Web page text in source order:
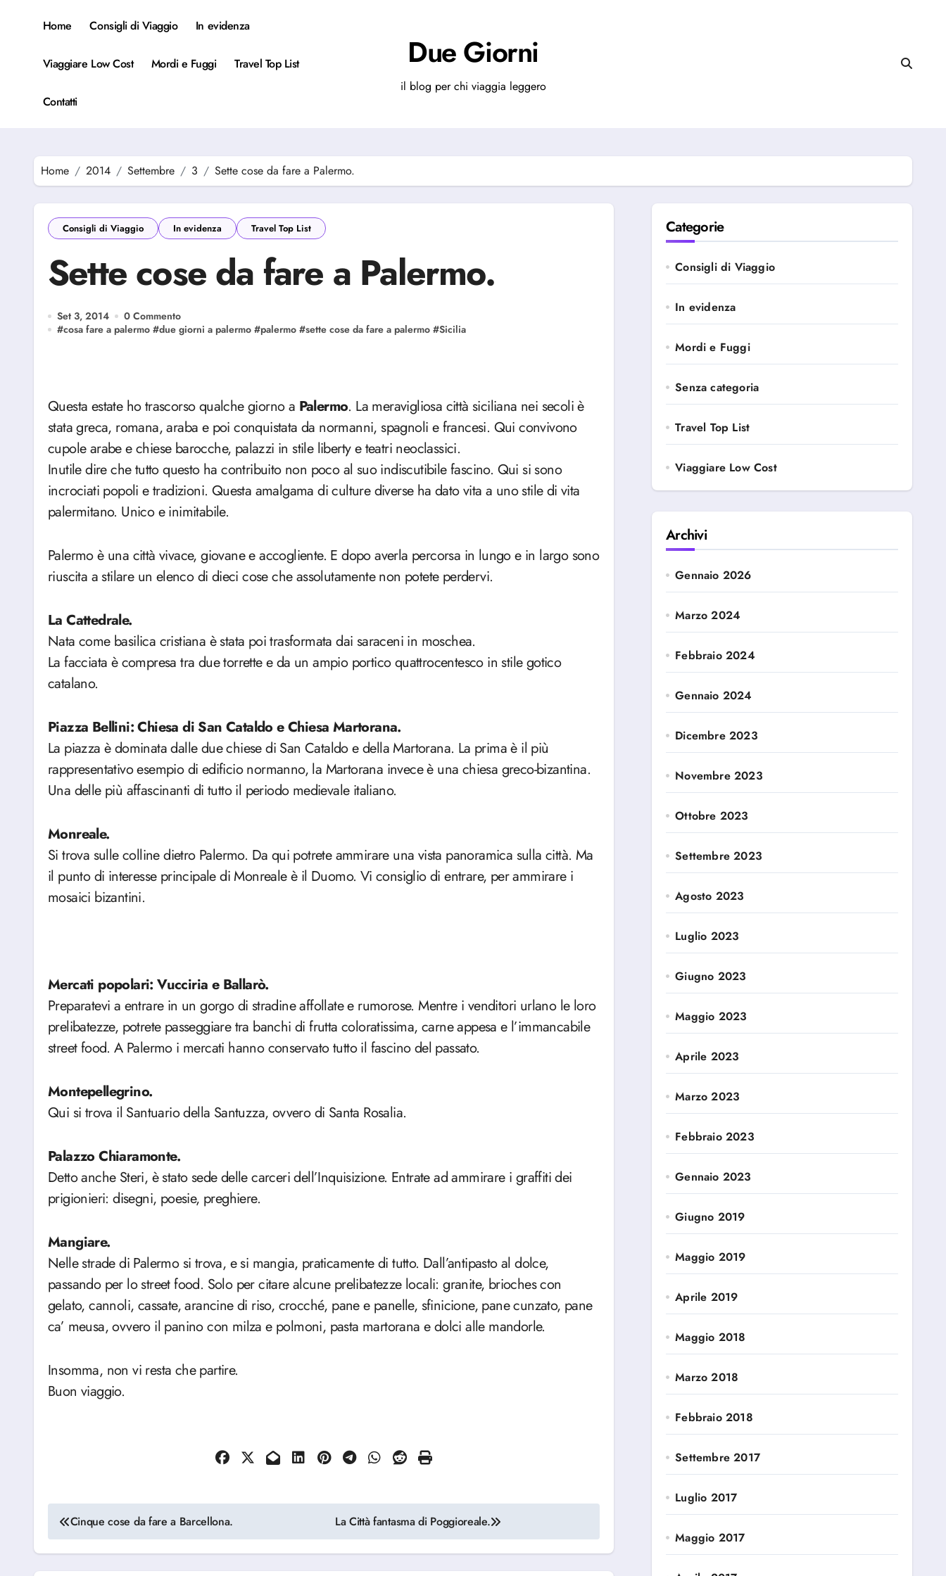
Home Consigli di Viaggio In evidenza
Viaggiare Low Cost Mordi e Fuggi Travel Top List
Contatti
Due Giorni
il blog per chi viaggia leggero
Home 2014 Settembre 3 Sette cose da fare a Palermo.
Consigli di Viaggio In evidenza Travel Top List
Sette cose da fare a Palermo.
Set 3, 2014
0 Commento
#cosa fare a palermo #due giorni a palermo #palermo #sette cose da fare a palermo #Sicilia
Questa estate ho trascorso qualche giorno a Palermo. La meravigliosa città siciliana nei secoli è
stata greca, romana, araba e poi conquistata da normanni, spagnoli e francesi. Qui convivono
cupole arabe e chiese barocche, palazzi in stile liberty e teatri neoclassici.
Inutile dire che tutto questo ha contribuito non poco al suo indiscutibile fascino. Qui si sono
incrociati popoli e tradizioni. Questa amalgama di culture diverse ha dato vita a uno stile di vita
palermitano. Unico e inimitabile.
Palermo è una città vivace, giovane e accogliente. E dopo averla percorsa in lungo e in largo sono
riuscita a stilare un elenco di dieci cose che assolutamente non potete perdervi.
La Cattedrale.
Nata come basilica cristiana è stata poi trasformata dai saraceni in moschea.
La facciata è compresa tra due torrette e da un ampio portico quattrocentesco in stile gotico
catalano.
Piazza Bellini: Chiesa di San Cataldo e Chiesa Martorana.
La piazza è dominata dalle due chiese di San Cataldo e della Martorana. La prima è il più
rappresentativo esempio di edificio normanno, la Martorana invece è una chiesa greco-bizantina.
Una delle più affascinanti di tutto il periodo medievale italiano.
Monreale.
Si trova sulle colline dietro Palermo. Da qui potrete ammirare una vista panoramica sulla città. Ma
il punto di interesse principale di Monreale è il Duomo. Vi consiglio di entrare, per ammirare i
mosaici bizantini.
Mercati popolari: Vucciria e Ballarò.
Preparatevi a entrare in un gorgo di stradine affollate e rumorose. Mentre i venditori urlano le loro
prelibatezze, potrete passeggiare tra banchi di frutta coloratissima, carne appesa e l’immancabile
street food. A Palermo i mercati hanno conservato tutto il fascino del passato.
Montepellegrino.
Qui si trova il Santuario della Santuzza, ovvero di Santa Rosalia.
Palazzo Chiaramonte.
Detto anche Steri, è stato sede delle carceri dell’Inquisizione. Entrate ad ammirare i graffiti dei
prigionieri: disegni, poesie, preghiere.
Mangiare.
Nelle strade di Palermo si trova, e si mangia, praticamente di tutto. Dall’antipasto al dolce,
passando per lo street food. Solo per citare alcune prelibatezze locali: granite, brioches con
gelato, cannoli, cassate, arancine di riso, crocché, pane e panelle, sfinicione, pane cunzato, pane
ca’ meusa, ovvero il panino con milza e polmoni, pasta martorana e dolci alle mandorle.
Insomma, non vi resta che partire.
Buon viaggio.
Navigazione
articoli
Cinque cose da fare a Barcellona. La Città fantasma di Poggioreale.
Categorie
Consigli di Viaggio
In evidenza
Mordi e Fuggi
Senza categoria
Travel Top List
Viaggiare Low Cost
Archivi
Gennaio 2026
Marzo 2024
Febbraio 2024
Gennaio 2024
Dicembre 2023
Novembre 2023
Ottobre 2023
Settembre 2023
Agosto 2023
Luglio 2023
Giugno 2023
Maggio 2023
Aprile 2023
Marzo 2023
Febbraio 2023
Gennaio 2023
Giugno 2019
Maggio 2019
Aprile 2019
Maggio 2018
Marzo 2018
Febbraio 2018
Settembre 2017
Luglio 2017
Maggio 2017